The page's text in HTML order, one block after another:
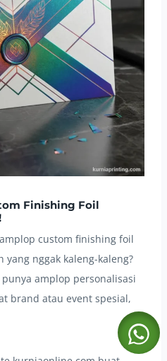
Finishing Foil
custom finishing foil
nggak kaleng-kaleng?
amplop personalisasi
brand atau event spesial,